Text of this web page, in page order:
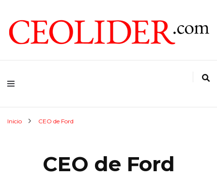
CEOLIDER.COM
Inicio CEO de Ford
CEO de Ford